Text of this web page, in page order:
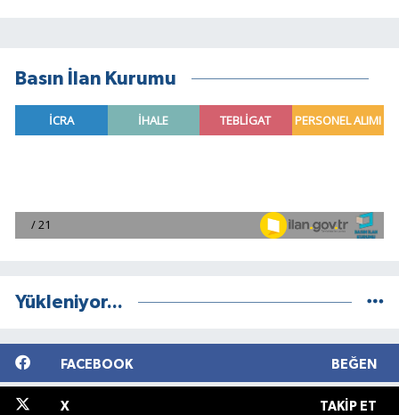
Basın İlan Kurumu
Yükleniyor...
FACEBOOK BEĞEN
X TAKIP ET